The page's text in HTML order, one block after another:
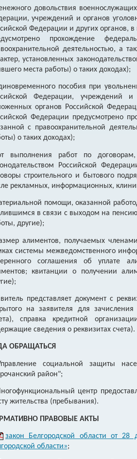
довольствия
учреждений и органов
Федерации и других органов,
прохождение
деятельностью, а
установленных
места работы) о таких доходах);
пособия при
Федерации, учреждений
органов Российской
Федерации предусмотрено
с правоохранительной
о таких доходах);
выполнения работ по
Российской
строительного и бытового
рекламных, информационных,
помощи, оказанной
в связи с выходом на
другие);
алиментов, получаемых
системы межведомственного
соглашения об уплате
квитанции о получении
представляет документ с
на заявителя для
справка кредитной
сведения о реквизитах счета).
ОБРАЩАТЬСЯ
социальной защиты
район";
центр
жительства (пребывания).
ПРАВОВЫЕ АКТЫ
закон Белгородской области от
области»;